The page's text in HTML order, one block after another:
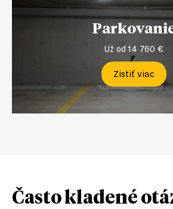
Už od 14 760 €
Zistiť viac
Často kladené